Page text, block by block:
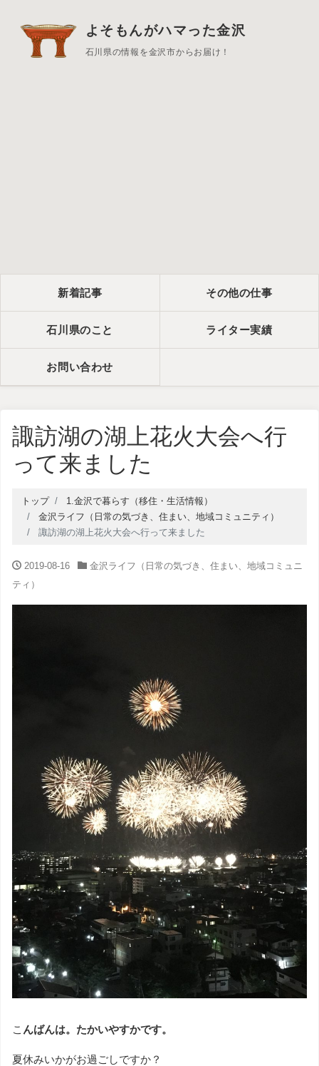
よそもんがハマった金沢
石川県の情報を金沢市からお届け！
新着記事 その他の仕事
石川県のこと ライター実績
お問い合わせ
諏訪湖の湖上花火大会へ行
って来ました
トップ
1.金沢で暮らす（移住・生活情報）
金沢ライフ（日常の気づき、住まい、地域コミュニティ）
諏訪湖の湖上花火大会へ行って来ました
2019-08-16
金沢ライフ（日常の気づき、住まい、地域コミュニ
ティ）
こ んばんは。たかいやすかです。
夏休みいかがお過ごしですか？